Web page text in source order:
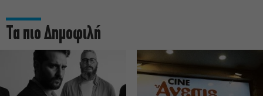
Τα πιο Δημοφιλή